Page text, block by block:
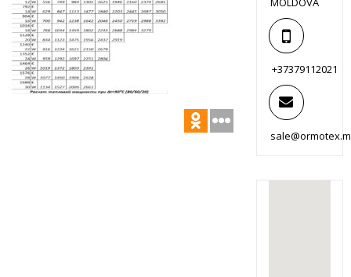
+37379112021